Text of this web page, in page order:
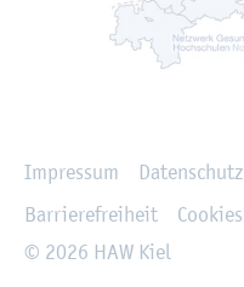
Im­pres­sum Da­ten­schutz
Bar­rie­re­frei­heit
Coo­kies
© 2026 HAW Kiel